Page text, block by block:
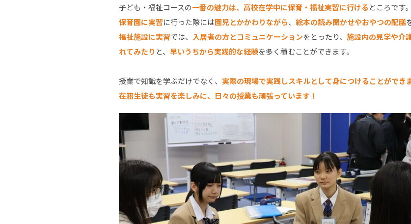
子ども・福祉コースの一番の魅力は、高校在学中に保育・福祉実習に行ける ところです。
保育園に実習に行った際には園児とかかわりながら、 絵本の読み聞かせやおやつの配膳
福祉施設に実習では、 入居者の方とコミュニケーションをとったり、 施設内の見学や介
れてみたり と、 早いうちから実践的な経験を多く積むことができます。
授業で知識を学ぶだけでなく、 実際の現場で実践しスキルとして身につけることができ
在籍生徒も実習を楽しみに、日々の授業も頑張っています！